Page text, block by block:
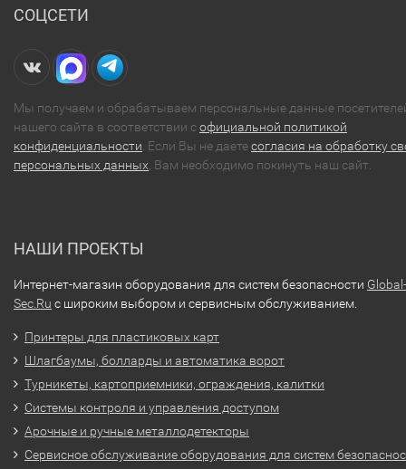
СОЦСЕТИ
Мы получаем и обрабатываем персональные данные
нашего сайта в соответствии софициальной политикой
конфиденциальности . Если Вы не даетесогласия на обработку
персональных данных , Вам необходимо покинуть наш сайт.
НАШИ ПРОЕКТЫ
Интернет-магазин оборудования для систем безопасности Global-
Sec.Ru с широким выбором и сервисным обслуживанием.
Принтеры для пластиковых карт
Шлагбаумы, болларды и автоматика ворот
Турникеты, картоприемники, ограждения, калитки
Системы контроля и управления доступом
Арочные и ручные металлодетекторы
Сервисное обслуживание оборудования для систем